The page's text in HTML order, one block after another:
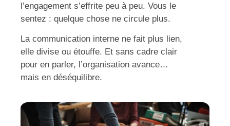
l’engagement s’effrite peu à peu. Vous le
sentez : quelque chose ne circule plus.
La communication interne ne fait plus lien,
elle divise ou étouffe. Et sans cadre clair
pour en parler, l’organisation avance…
mais en déséquilibre.